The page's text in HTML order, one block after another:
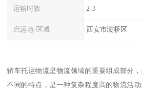
运输时效 2-3
启运地-区域 西安市灞桥区
轿车托运物流是物流领域的重要组成部分
不同的特点，是一种复杂程度高的物流活